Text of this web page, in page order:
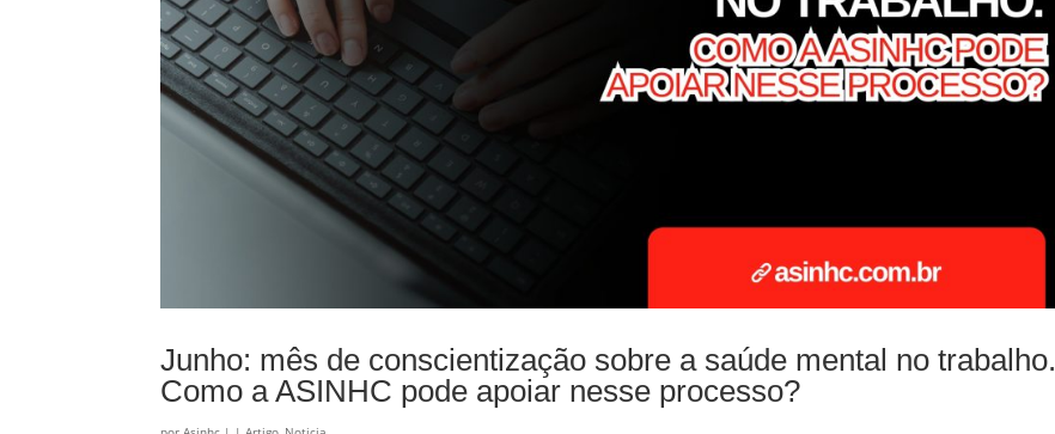
Junho: mês de conscientização sobre a saúde mental no trabalho.
Como a ASINHC pode apoiar nesse processo?